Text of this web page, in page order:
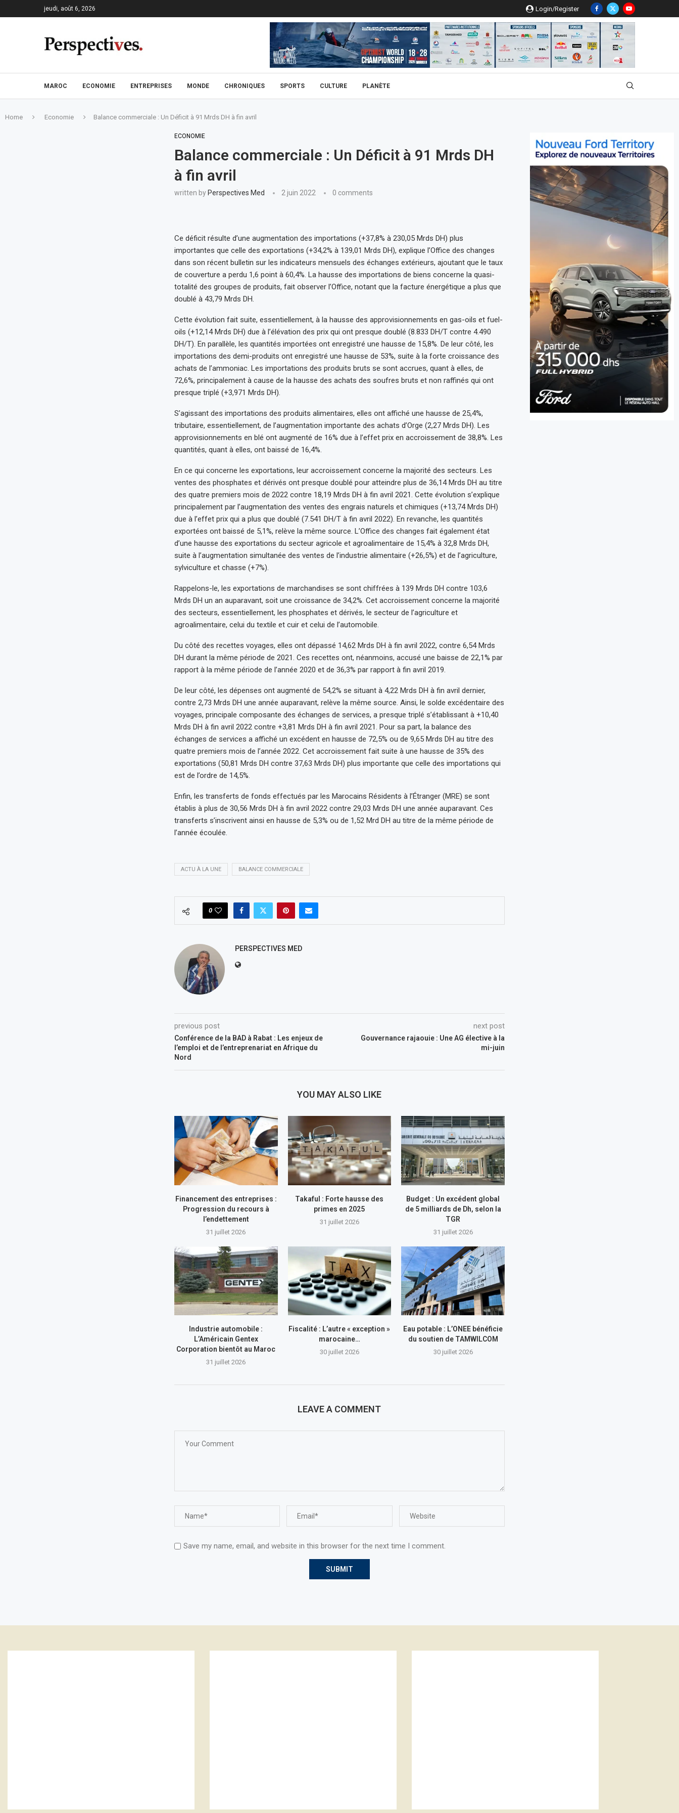
jeudi, août 6, 2026 Login/Register
MAROC ECONOMIE ENTREPRISES MONDE CHRONIQUES SPORTS CULTURE PLANÈTE
Home Economie Balance commerciale : Un Déficit à 91 Mrds DH à fin avril
ECONOMIE
Balance commerciale : Un Déficit à 91 Mrds DH
à fin avril
written by Perspectives Med 2 juin 2022 0 comments
Ce déficit résulte d’une augmentation des importations (+37,8% à 230,05 Mrds DH) plus
importantes que celle des exportations (+34,2% à 139,01 Mrds DH), explique l’Office des changes
dans son récent bulletin sur les indicateurs mensuels des échanges extérieurs, ajoutant que le taux
de couverture a perdu 1,6 point à 60,4%. La hausse des importations de biens concerne la quasi-
totalité des groupes de produits, fait observer l’Office, notant que la facture énergétique a plus que
doublé à 43,79 Mrds DH.
Cette évolution fait suite, essentiellement, à la hausse des approvisionnements en gas-oils et fuel-
oils (+12,14 Mrds DH) due à l’élévation des prix qui ont presque doublé (8.833 DH/T contre 4.490
DH/T). En parallèle, les quantités importées ont enregistré une hausse de 15,8%. De leur côté, les
importations des demi-produits ont enregistré une hausse de 53%, suite à la forte croissance des
achats de l’ammoniac. Les importations des produits bruts se sont accrues, quant à elles, de
72,6%, principalement à cause de la hausse des achats des soufres bruts et non raffinés qui ont
presque triplé (+3,971 Mrds DH).
S’agissant des importations des produits alimentaires, elles ont affiché une hausse de 25,4%,
tributaire, essentiellement, de l’augmentation importante des achats d’Orge (2,27 Mrds DH). Les
approvisionnements en blé ont augmenté de 16% due à l’effet prix en accroissement de 38,8%. Les
quantités, quant à elles, ont baissé de 16,4%.
En ce qui concerne les exportations, leur accroissement concerne la majorité des secteurs. Les
ventes des phosphates et dérivés ont presque doublé pour atteindre plus de 36,14 Mrds DH au titre
des quatre premiers mois de 2022 contre 18,19 Mrds DH à fin avril 2021. Cette évolution s’explique
principalement par l’augmentation des ventes des engrais naturels et chimiques (+13,74 Mrds DH)
due à l’effet prix qui a plus que doublé (7.541 DH/T à fin avril 2022). En revanche, les quantités
exportées ont baissé de 5,1%, relève la même source. L’Office des changes fait également état
d’une hausse des exportations du secteur agricole et agroalimentaire de 15,4% à 32,8 Mrds DH,
suite à l’augmentation simultanée des ventes de l’industrie alimentaire (+26,5%) et de l’agriculture,
sylviculture et chasse (+7%).
Rappelons-le, les exportations de marchandises se sont chiffrées à 139 Mrds DH contre 103,6
Mrds DH un an auparavant, soit une croissance de 34,2%. Cet accroissement concerne la majorité
des secteurs, essentiellement, les phosphates et dérivés, le secteur de l’agriculture et
agroalimentaire, celui du textile et cuir et celui de l’automobile.
Du côté des recettes voyages, elles ont dépassé 14,62 Mrds DH à fin avril 2022, contre 6,54 Mrds
DH durant la même période de 2021. Ces recettes ont, néanmoins, accusé une baisse de 22,1% par
rapport à la même période de l’année 2020 et de 36,3% par rapport à fin avril 2019.
De leur côté, les dépenses ont augmenté de 54,2% se situant à 4,22 Mrds DH à fin avril dernier,
contre 2,73 Mrds DH une année auparavant, relève la même source. Ainsi, le solde excédentaire des
voyages, principale composante des échanges de services, a presque triplé s’établissant à +10,40
Mrds DH à fin avril 2022 contre +3,81 Mrds DH à fin avril 2021. Pour sa part, la balance des
échanges de services a affiché un excédent en hausse de 72,5% ou de 9,65 Mrds DH au titre des
quatre premiers mois de l’année 2022. Cet accroissement fait suite à une hausse de 35% des
exportations (50,81 Mrds DH contre 37,63 Mrds DH) plus importante que celle des importations qui
est de l’ordre de 14,5%.
Enfin, les transferts de fonds effectués par les Marocains Résidents à l’Étranger (MRE) se sont
établis à plus de 30,56 Mrds DH à fin avril 2022 contre 29,03 Mrds DH une année auparavant. Ces
transferts s’inscrivent ainsi en hausse de 5,3% ou de 1,52 Mrd DH au titre de la même période de
l’année écoulée.
ACTU À LA UNE BALANCE COMMERCIALE
0
PERSPECTIVES MED
previous post
Conférence de la BAD à Rabat : Les enjeux de
l’emploi et de l’entreprenariat en Afrique du
Nord
next post
Gouvernance rajaouie : Une AG élective à la
mi-juin
YOU MAY ALSO LIKE
Financement des entreprises :
Progression du recours à
l’endettement
31 juillet 2026
Takaful : Forte hausse des
primes en 2025
31 juillet 2026
Budget : Un excédent global
de 5 milliards de Dh, selon la
TGR
31 juillet 2026
Industrie automobile :
L’Américain Gentex
Corporation bientôt au Maroc
31 juillet 2026
Fiscalité : L’autre « exception »
marocaine…
30 juillet 2026
Eau potable : L’ONEE bénéficie
du soutien de TAMWILCOM
30 juillet 2026
LEAVE A COMMENT
Save my name, email, and website in this browser for the next time I comment.